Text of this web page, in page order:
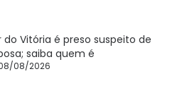
do Vitória é preso suspeito de
saiba quem é
08/2026